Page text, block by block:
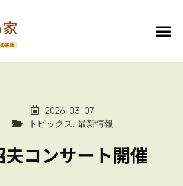
2026-03-07
トピックス, 最新情報
夫コンサート開催